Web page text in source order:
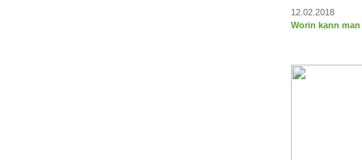
12.02.2018
Worin kann